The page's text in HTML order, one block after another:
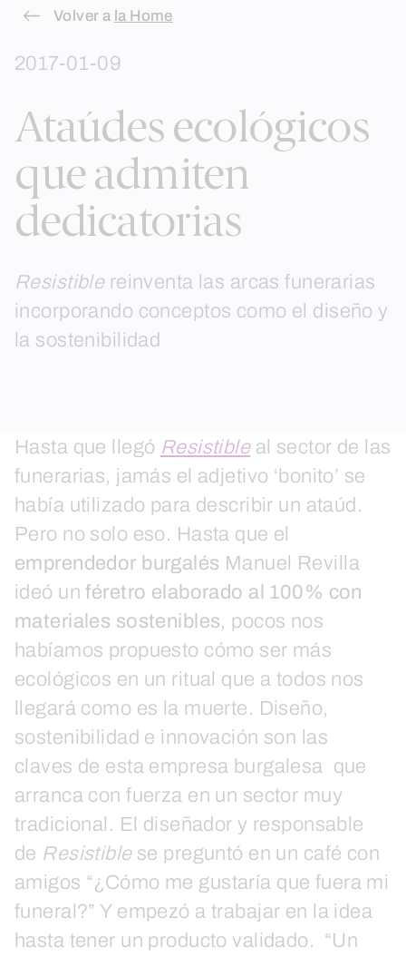
Skip
content
Volver a la Home
2017-01-09
Ataúdes ecológicos
que admiten
dedicatorias
Resistiblereinventa las arcas funerarias
incorporando conceptos como el diseño y
la sostenibilidad
Hasta que llegó Resistibleal sector de las
funerarias, jamás el adjetivo ‘bonito’ se
había utilizado para describir un ataúd.
Pero no solo eso. Hasta que el
emprendedor burgalés Manuel Revilla
ideó unféretro elaborado al 100% con
materiales sostenibles, pocos nos
habíamos propuesto cómo ser más
ecológicos en un ritual que a todos nos
llegará como es la muerte. Diseño,
sostenibilidad e innovación son las
claves de esta empresa burgalesa que
arranca con fuerza en un sector muy
tradicional. El diseñador y responsable
de Resistible se preguntó en un café con
amigos “¿Cómo me gustaría que fuera mi
funeral?” Y empezó a trabajar en la idea
hasta tener un producto validado. “Un